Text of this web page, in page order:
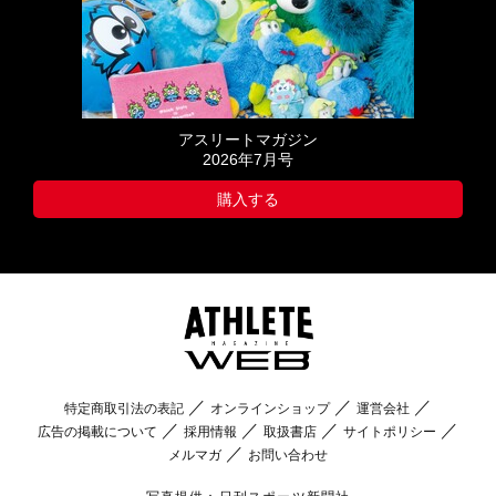
アスリートマガジン
2026年7月号
購入する
特定商取引法の表記 オンラインショップ
運営会社
広告の掲載について
採用情報 取扱書店
サイトポリシー
メルマガ
お問い合わせ